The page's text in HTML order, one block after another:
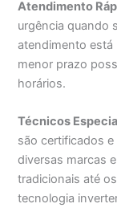
Atendimento
urgência quando
atendimento está
menor prazo
horários.
Técnicos
são certificados
diversas marcas
tradicionais até
tecnologia